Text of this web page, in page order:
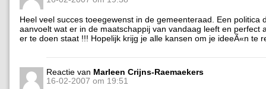
Heel veel succes toeegewenst in de gemeenteraad. Een politica
aanvoelt wat er in de maatschappij van vandaag leeft en perfect
er te doen staat !!! Hopelijk krijg je alle kansen om je ideeÃ«n te
Reactie van Marleen Crijns-Raemaekers
16-02-2007 om 19:51